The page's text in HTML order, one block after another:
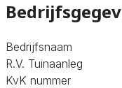
Bedrijfsnaam
R.V. Tuinaanleg
KvK nummer